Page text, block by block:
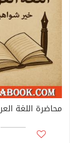
محاضرة اللغة